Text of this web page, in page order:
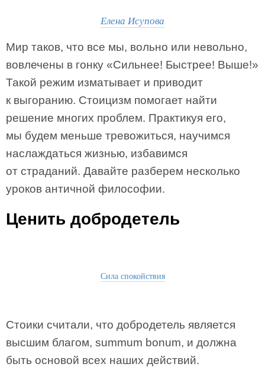
Елена Исупова
Мир таков, что все мы, вольно или невольно,
вовлечены в гонку «Сильнее! Быстрее! Выше!»
Такой режим изматывает и приводит
к выгоранию. Стоицизм помогает найти
решение многих проблем. Практикуя его,
мы будем меньше тревожиться, научимся
наслаждаться жизнью, избавимся
от страданий. Давайте разберем несколько
уроков античной философии.
Ценить добродетель
Сила спокойствия
Стоики считали, что добродетель является
высшим благом, summum bonum, и должна
быть основой всех наших действий.